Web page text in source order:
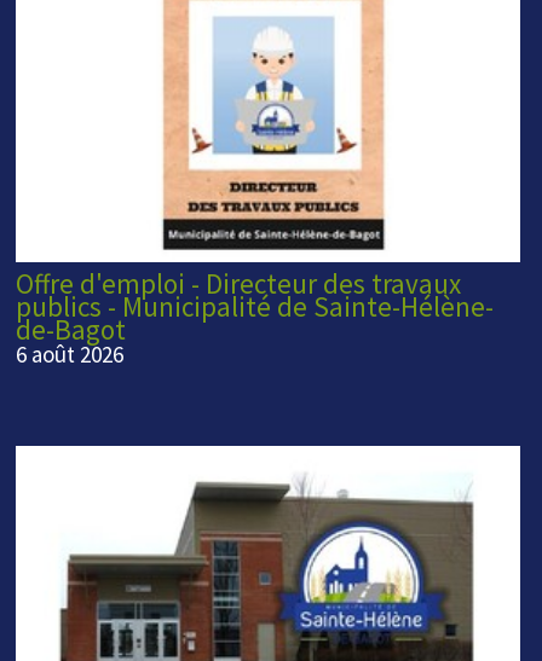
Offre d'emploi - Directeur des travaux
publics - Municipalité de Sainte-Hélène-
de-Bagot
6 août 2026